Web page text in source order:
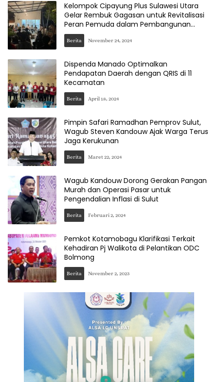
Kelompok Cipayung Plus Sulawesi Utara
Gelar Rembuk Gagasan untuk Revitalisasi
Peran Pemuda dalam Pembangunan
Daerah
Berita November 24, 2024
Dispenda Manado Optimalkan
Pendapatan Daerah dengan QRIS di 11
Kecamatan
Berita April 18, 2024
Pimpin Safari Ramadhan Pemprov Sulut,
Wagub Steven Kandouw Ajak Warga Terus
Jaga Kerukunan
Berita Maret 22, 2024
Wagub Kandouw Dorong Gerakan Pangan
Murah dan Operasi Pasar untuk
Pengendalian Inflasi di Sulut
Berita Februari 2, 2024
Pemkot Kotamobagu Klarifikasi Terkait
Kehadiran Pj Walikota di Pelantikan ODC
Bolmong
Berita November 2, 2023